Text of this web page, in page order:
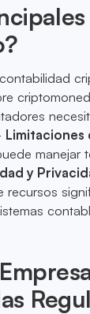
Limitaciones
manejar
y
recursos